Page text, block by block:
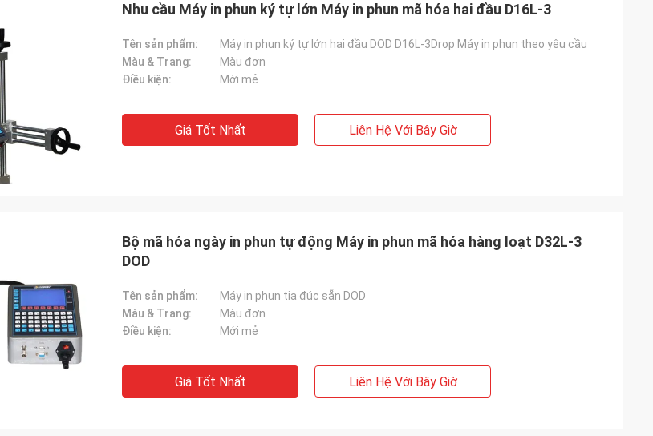
Nhu cầu Máy in phun ký tự lớn Máy in phun mã hóa hai đầu D16L-3
Tên sản phẩm:
Máy in phun ký tự lớn hai đầu DOD D16L-3Drop Máy in phun theo yêu cầu
Màu & Trang:
Màu đơn
Điều kiện:
Mới mẻ
Giá Tốt Nhất Liên Hệ Với Bây Giờ
Bộ mã hóa ngày in phun tự động Máy in phun mã hóa hàng loạt D32L-3
DOD
Tên sản phẩm:
Máy in phun tia đúc sẵn DOD
Màu & Trang:
Màu đơn
Điều kiện:
Mới mẻ
Giá Tốt Nhất Liên Hệ Với Bây Giờ